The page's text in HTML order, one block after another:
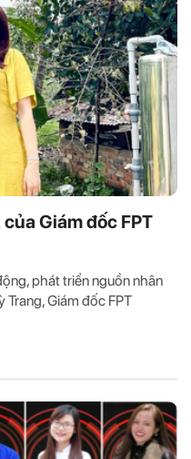
Giám đốc FPT
phát triển nguồn nhân
Trang, Giám đốc FPT